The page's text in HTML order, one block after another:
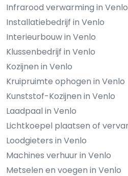
Infrarood verwarming in Venlo
Installatiebedrijf in Venlo
Interieurbouw in Venlo
Klussenbedrijf in Venlo
Kozijnen in Venlo
Kruipruimte ophogen in Venlo
Kunststof-Kozijnen in Venlo
Laadpaal in Venlo
Lichtkoepel plaatsen of
Loodgieters in Venlo
Machines verhuur in Venlo
Metselen en voegen in Venlo